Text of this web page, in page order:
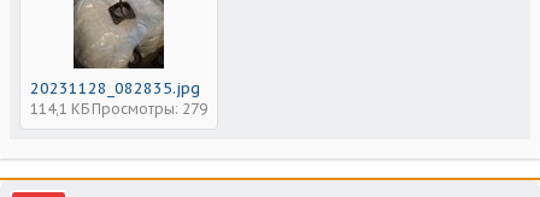
20231128_082835.jpg
114,1 КБ Просмотры: 279